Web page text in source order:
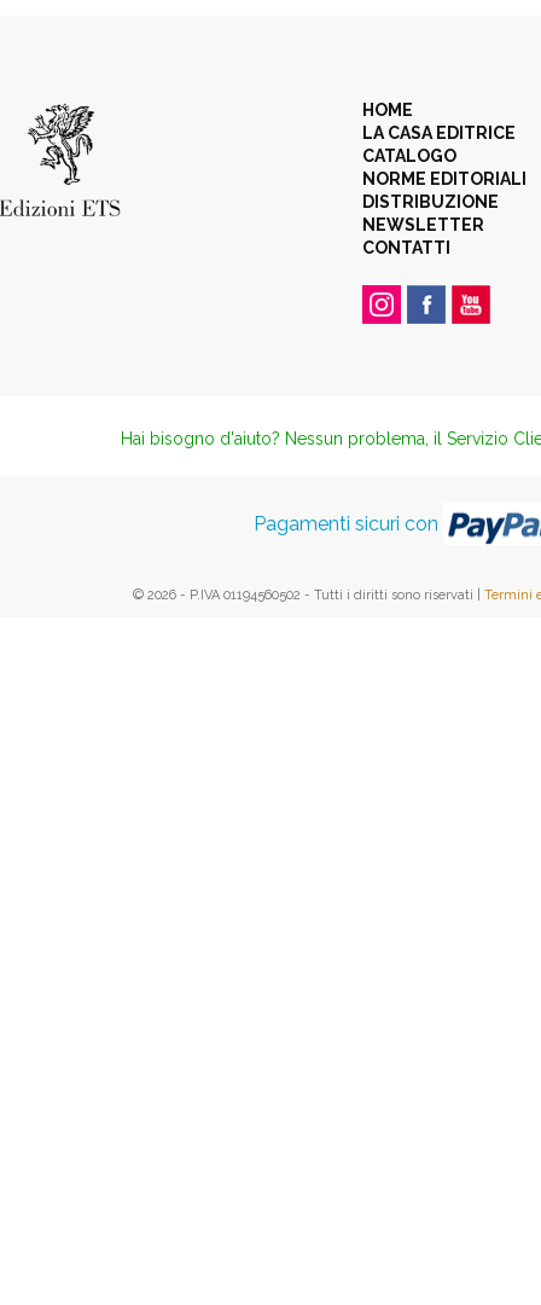
HOME
LA CASA EDITRICE
CATALOGO
NORME EDITORIALI
DISTRIBUZIONE
NEWSLETTER
CONTATTI
Hai bisogno d'aiuto? Nessun problema, il Servizio
Pagamenti sicuri con
© 2026 - P.IVA 01194560502 - Tutti i diritti sono riservati | Termini